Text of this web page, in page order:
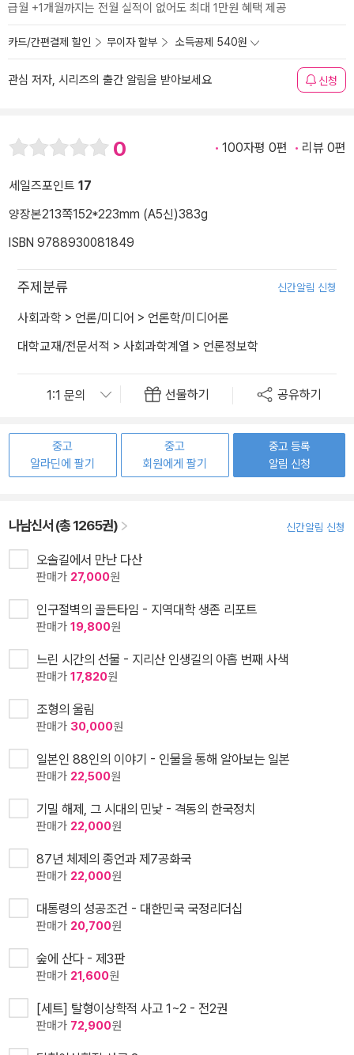
급월 +1개월까지는 전월 실적이 없어도 최대 1만원 혜택 제공
카드/간편결제 할인 무이자 할부 소득공제 540원
관심 저자, 시리즈의 출간 알림을 받아보세요 신청
0 100자평 0편 리뷰 0편
세일즈포인트 17
양장본213쪽152*223mm (A5신)383g
ISBN 9788930081849
주제분류 신간알림 신청
사회과학 > 언론/미디어 > 언론학/미디어론
대학교재/전문서적 > 사회과학계열 > 언론정보학
선물하기 공유하기
중고
알라딘에 팔기
중고
회원에게 팔기
중고 등록
알림 신청
나남신서 (총 1265권) 신간알림 신청
오솔길에서 만난 다산
판매가 27,000원
인구절벽의 골든타임 - 지역대학 생존 리포트
판매가 19,800원
느린 시간의 선물 - 지리산 인생길의 아홉 번째 사색
판매가 17,820원
조형의 울림
판매가 30,000원
일본인 88인의 이야기 - 인물을 통해 알아보는 일본
판매가 22,500원
기밀 해제, 그 시대의 민낯 - 격동의 한국정치
판매가 22,000원
87년 체제의 종언과 제7공화국
판매가 22,000원
대통령의 성공조건 - 대한민국 국정리더십
판매가 20,700원
숲에 산다 - 제3판
판매가 21,600원
[세트] 탈형이상학적 사고 1~2 - 전2권
판매가 72,900원